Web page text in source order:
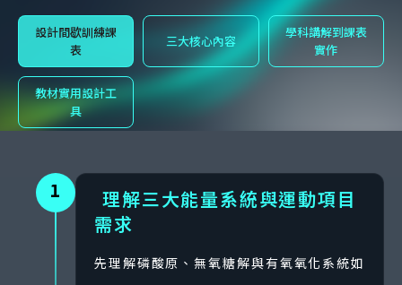
設計間歇訓練課
表
三大核心內容
學科講解到課表
實作
教材實用設計工
具
1
理解三大能量系統與運動項目
需求
先理解磷酸原、無氧糖解與有氧氧化系統如